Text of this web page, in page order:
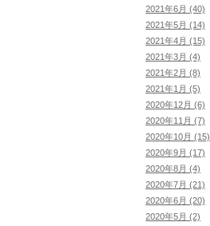
2021年6月 (40)
2021年5月 (14)
2021年4月 (15)
2021年3月 (4)
2021年2月 (8)
2021年1月 (5)
2020年12月 (6)
2020年11月 (7)
2020年10月 (15)
2020年9月 (17)
2020年8月 (4)
2020年7月 (21)
2020年6月 (20)
2020年5月 (2)